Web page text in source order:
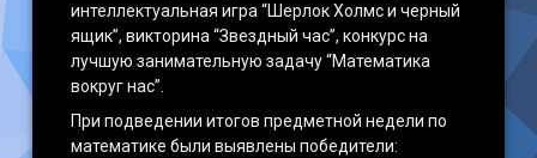
интеллектуальная игра “Шерлок Холмс и черный
ящик”, викторина “Звездный час”, конкурс на
лучшую занимательную задачу “Математика
вокруг нас”.
При подведении итогов предметной недели по
математике были выявлены победители: